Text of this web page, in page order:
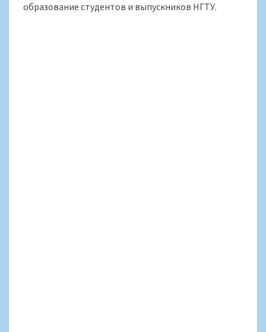
образование студентов и выпускников НГТУ.